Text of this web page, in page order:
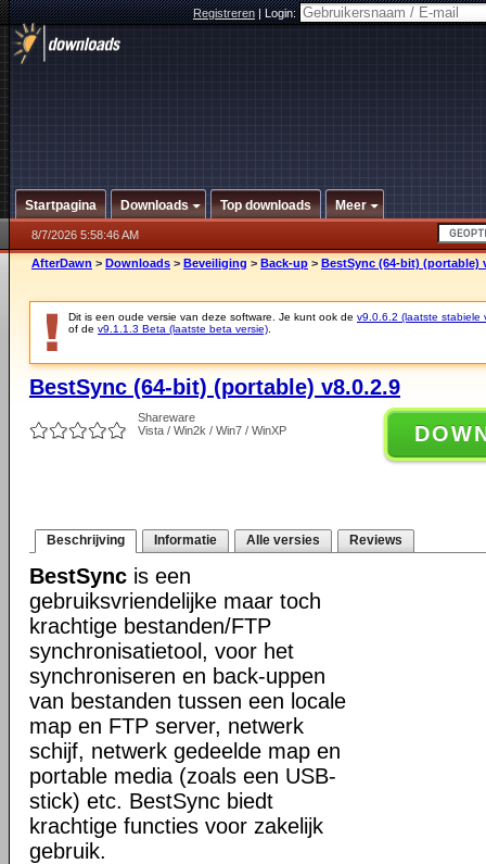
Registreren|Login:
Startpagina Downloads Top downloads Meer
8/7/2026 5:58:46 AM
AfterDawn > Downloads > Beveiliging > Back-up > BestSync (64-bit) (portable)
Dit is een oude versie van deze software. Je kunt ook de v9.0.6.2 (laatste stabiele
of de v9.1.1.3 Beta (laatste beta versie)
BestSync (64-bit) (portable) v8.0.2.9
Shareware
Vista / Win2k / Win7 / WinXP
Beschrijving Informatie Alle versies Reviews
BestSync is een
gebruiksvriendelijke maar toch
krachtige bestanden/FTP
synchronisatietool, voor het
synchroniseren en back-uppen
van bestanden tussen een locale
map en FTP server, netwerk
schijf, netwerk gedeelde map en
portable media (zoals een USB-
stick) etc. BestSync biedt
krachtige functies voor zakelijk
gebruik.